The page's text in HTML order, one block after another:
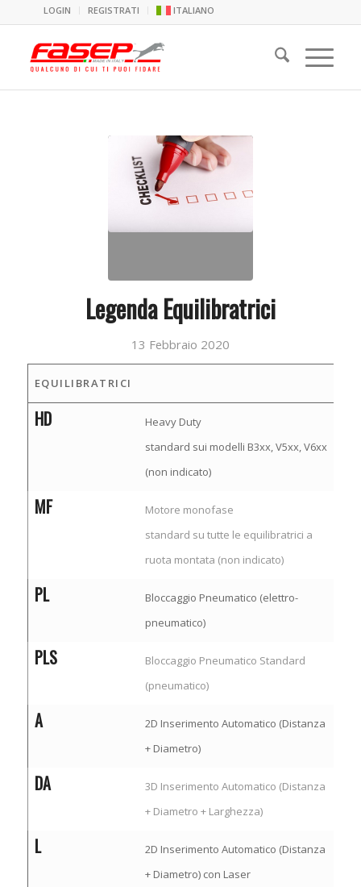
LOGIN REGISTRATI ITALIANO
Legenda Equilibratrici
13 Febbraio 2020
EQUILIBRATRICI
HD
Heavy Duty
standard sui modelli B3xx, V5xx, V6xx
(non indicato)
MF
Motore monofase
standard su tutte le equilibratrici a
ruota montata (non indicato)
PL
Bloccaggio Pneumatico (elettro-
pneumatico)
PLS
Bloccaggio Pneumatico Standard
(pneumatico)
A
2D Inserimento Automatico (Distanza
+ Diametro)
DA
3D Inserimento Automatico (Distanza
+ Diametro + Larghezza)
L
2D Inserimento Automatico (Distanza
+ Diametro) con Laser